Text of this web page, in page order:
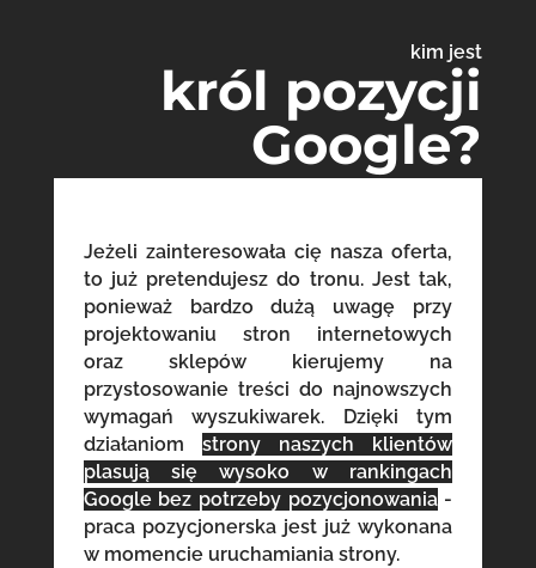
kim jest
król pozycji
Google?
Jeżeli zainteresowała cię nasza oferta,
to już pretendujesz do tronu. Jest tak,
ponieważ bardzo dużą uwagę przy
projektowaniu stron internetowych
oraz sklepów kierujemy na
przystosowanie treści do najnowszych
wymagań wyszukiwarek. Dzięki tym
działaniom strony naszych klientów
plasują się wysoko w rankingach
Google bez potrzeby pozycjonowania-
praca pozycjonerska jest już wykonana
w momencie uruchamiania strony.